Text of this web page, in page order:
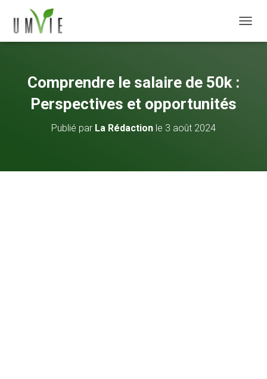
Comprendre le salaire de 50k :
Perspectives et opportunités
Publié par La Rédaction le 3 août 2024